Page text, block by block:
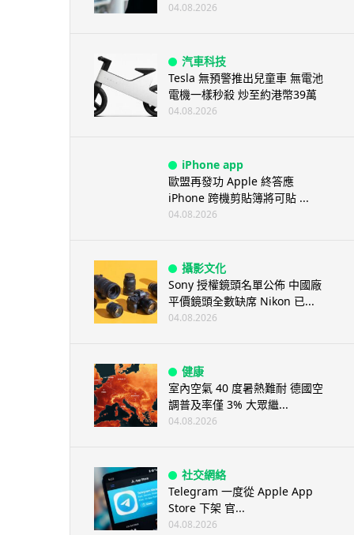
04.08.2026
汽車科技
Tesla 無預警推出兒童車 無電池
電機一樣秒殺 炒至約港幣39萬
04.08.2026
iPhone app
歐盟再發功 Apple 終答應
iPhone 跨機剪貼簿將可貼 ...
04.08.2026
攝影文化
Sony 授權鏡頭名單公佈 中國廠
平價鏡頭全數缺席 Nikon 已...
04.08.2026
健康
室內空氣 40 度暑熱難耐 德國空
調普及率僅 3% 大眾繼...
04.08.2026
社交網絡
Telegram 一度從 Apple App
Store 下架 官...
04.08.2026